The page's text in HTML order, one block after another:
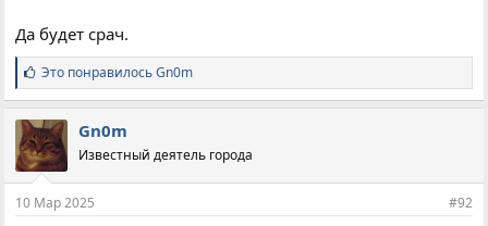
Да будет срач.
С
и
м
п
а
т
и
:
Это понравилосьGn0m
Gn0m
Известный деятель города
10 Мар 2025 #92